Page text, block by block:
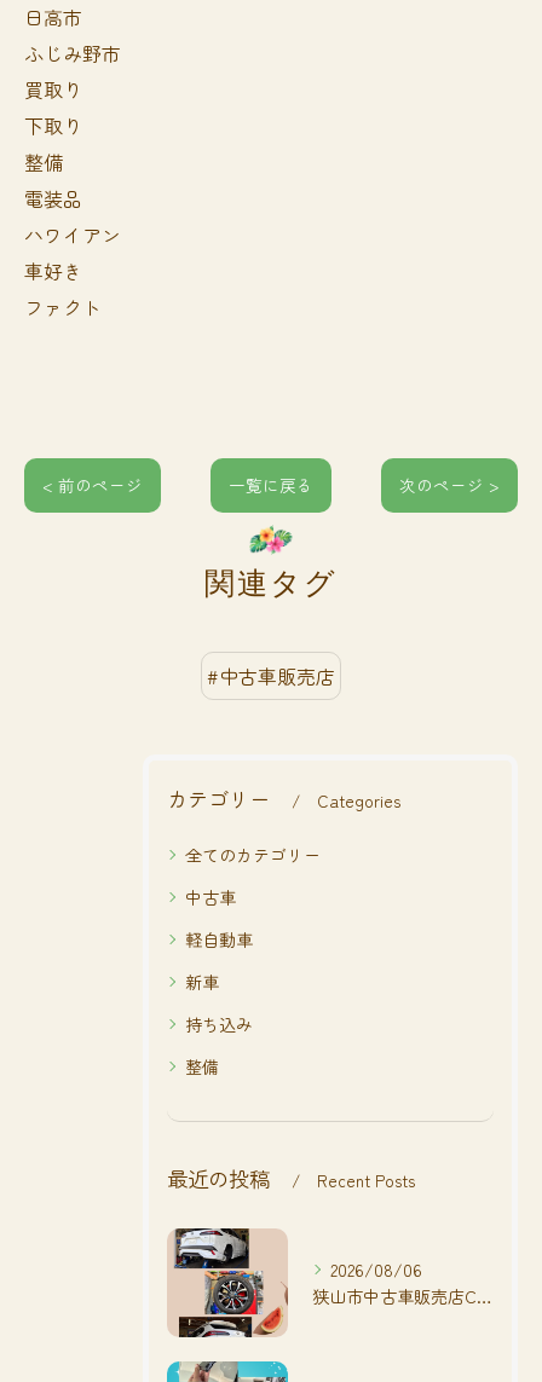
日高市
ふじみ野市
買取り
下取り
整備
電装品
ハワイアン
車好き
ファクト
< 前のページ 一覧に戻る 次のページ >
関連タグ
#中古車販売店
カテゴリー Categories
全てのカテゴリー
中古車
軽自動車
新車
持ち込み
整備
最近の投稿 Recent Posts
2026/08/06
狭山市中古車販売店CarShop FACT.🚗